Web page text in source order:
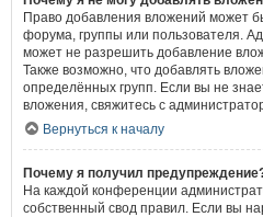
Право добавления вложений может
форума, группы или пользователя.
может не разрешить добавление
Также возможно, что добавлять
определённых групп. Если вы не
вложения, свяжитесь с
Вернуться к началу
Почему я получил
На каждой конференции
собственный свод правил. Если вы